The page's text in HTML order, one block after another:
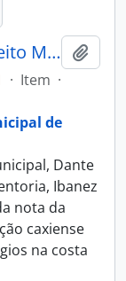
Fonograma enviado pelo Prefeito Municipal, Dante Marcucci para o Secretário da Interventoria, Ibanez Verney
· Item ·
de
Dante
Ibanez
nota da
caxiense
na costa